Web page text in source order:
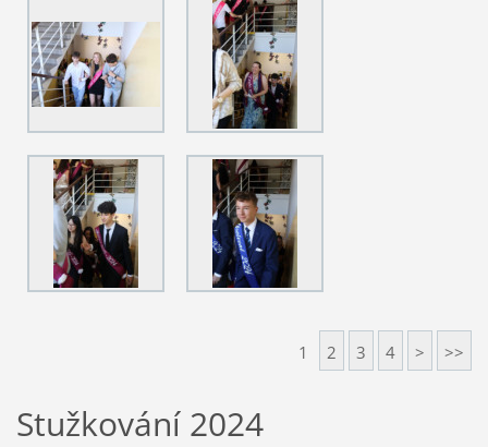
1 2 3 4 > >>
Stužkování 2024